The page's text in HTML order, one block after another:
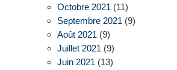
Octobre 2021 (11)
Septembre 2021 (9)
Août 2021 (9)
Juillet 2021 (9)
Juin 2021 (13)